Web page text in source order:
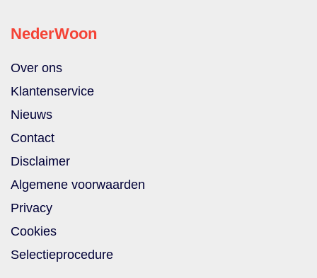
NederWoon
Over ons
Klantenservice
Nieuws
Contact
Disclaimer
Algemene voorwaarden
Privacy
Cookies
Selectieprocedure